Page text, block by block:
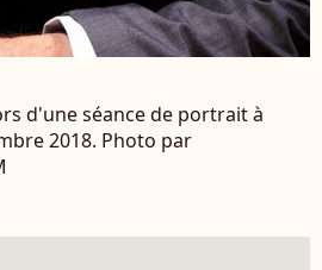
d'une séance de portrait à
2018. Photo par